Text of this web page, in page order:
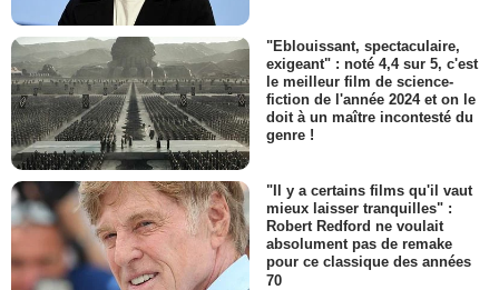
"Eblouissant, spectaculaire,
exigeant" : noté 4,4 sur 5, c'est
le meilleur film de science-
fiction de l'année 2024 et on le
doit à un maître incontesté du
genre !
"Il y a certains films qu'il vaut
mieux laisser tranquilles" :
Robert Redford ne voulait
absolument pas de remake
pour ce classique des années
70